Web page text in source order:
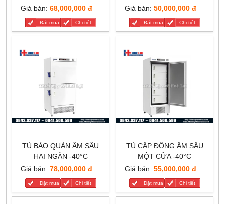
Giá bán: 68,000,000 đ
Đặt mua Chi tiết
Giá bán: 50,000,000 đ
Đặt mua Chi tiết
TỦ BẢO QUẢN ÂM SÂU
HAI NGĂN -40°C
Giá bán: 78,000,000 đ
Đặt mua Chi tiết
TỦ CẤP ĐÔNG ÂM SÂU
MỘT CỬA -40°C
Giá bán: 55,000,000 đ
Đặt mua Chi tiết